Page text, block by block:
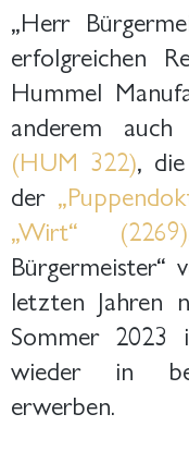
„Herr
erfolgreichen
Hummel
anderem
(HUM 322), die
der
„Wirt“ (2269)
Bürgermeister“
letzten Jahren
Sommer 2023
wieder in
erwerben.